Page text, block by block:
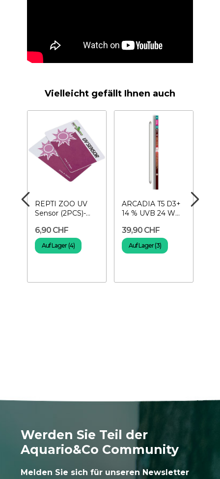
Vielleicht gefällt Ihnen auch
REPTI ZOO UV
Sensor (2PCS)-
6,90 CHF
Auf Lager (4)
ARCADIA T5 D3+
14 % UVB 24 W
Neonröhre 55 cm
für...
39,90 CHF
Auf Lager (3)
Werden Sie Teil der
Aquario&Co Community
Melden Sie sich für unseren Newsletter